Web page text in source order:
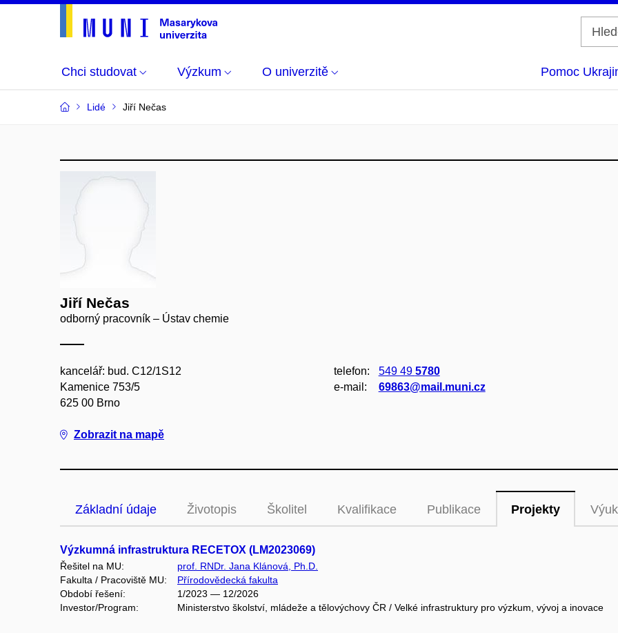
Chci studovat Výzkum O univerzitě Pomoc
Lidé Jiří Nečas
Jiří Nečas
odborný pracovník – Ústav chemie
kancelář: bud. C12/1S12
Kamenice 753/5
625 00 Brno
Zobrazit na mapě
telefon: 549 49 5780
e‑mail:
69863@mail.muni.cz
Základní údaje Životopis Školitel Kvalifikace Publikace Projekty
Výzkumná infrastruktura RECETOX (LM2023069)
Řešitel na MU:
prof. RNDr. Jana Klánová, Ph.D.
Fakulta / Pracoviště MU:
Přírodovědecká fakulta
Období řešení:
1/2023 — 12/2026
Investor/Program:
Ministerstvo školství, mládeže a tělovýchovy ČR / Velké infrastruktury pro výzkum, vývoj a inovace